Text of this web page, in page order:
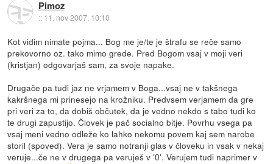
Pimoz
:: 11. nov 2007, 10:10
Kot vidim nimate pojma... Bog me je/te je štrafu se reče samo
prekovorno oz. tako mimo grede. Pred Bogom vsaj v moji veri
(kristjan) odgovarjaš sam, za svoje napake.
Drugače pa tudi jaz ne vrjamem v Boga...vsaj ne v takšnega
kakršnega mi prinesejo na krožniku. Predvsem verjamem da gre
pri veri za to, da dobiš občutek, da je vedno nekdo s tabo tudi ko
te drugi zapustijo. Človek je pač socialno bitje. Povrhu vsega pa
vsaj meni vedno odleže ko lahko nekomu povem kaj sem narobe
storil (spoved). Vera je samo notranji glas v človeku in vsak v nekaj
veruje...če ne v drugega pa veruješ v '0'. Verujem tudi naprimer v